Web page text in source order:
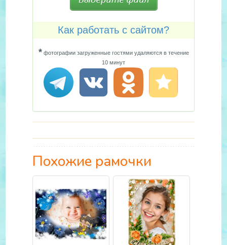
Как работать с сайтом?
*фотографии загруженные гостями удаляются в течение
10 минут
Похожие рамочки